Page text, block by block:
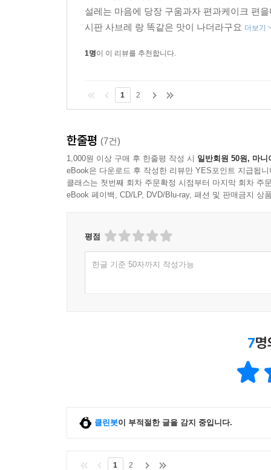
설레는 마음에 당장 구움과자 편과케이크 편
시판 사브레 랑 똑같은 맛이 나더라구요 더보기
1명이 이 리뷰를 추천합니다.
1 2
한줄평 (7건)
1,000원 이상 구매 후 한줄평 작성 시 일반회원 50원, 마니
eBook은 다운로드 후 작성한 리뷰만 YES포인트 지급됩니
클래스는 첫번째 회차 주문확정 시점부터 마지막 회차 주
eBook 페이백, CD/LP, DVD/Blu-ray, 패션 및 판매금지 상
평점
한글 기준 50자까지 작성가능
7
클린봇이 부적절한 글을 감지 중입니다.
1 2